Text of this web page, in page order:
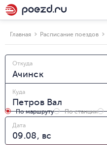
Главная Расписание поездов
Откуда
Куда
По маршруту По станции
Дата